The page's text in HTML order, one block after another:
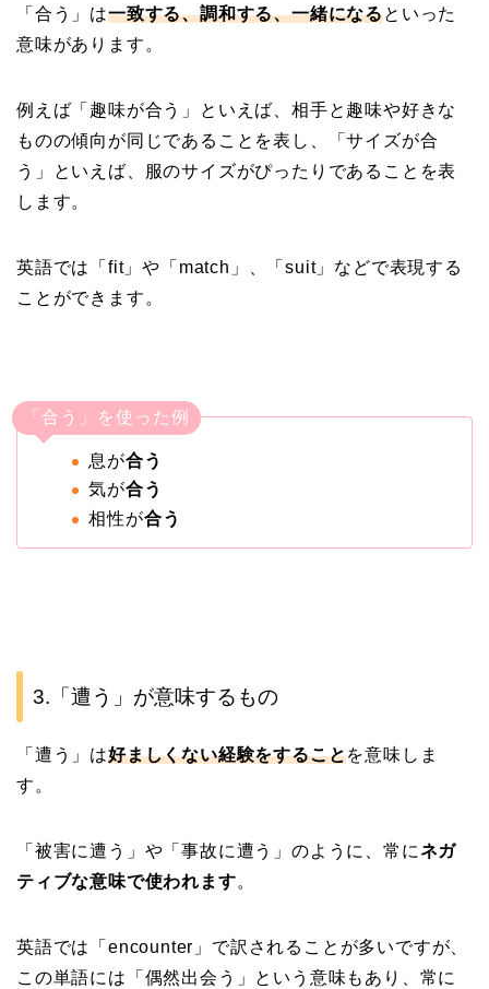
「合う」は一致する、調和する、一緒になるといった
意味があります。
例えば「趣味が合う」といえば、相手と趣味や好きな
ものの傾向が同じであることを表し、「サイズが合
う」といえば、服のサイズがぴったりであることを表
します。
英語では「fit」や「match」、「suit」などで表現する
ことができます。
「合う」を使った例
息が合う
気が合う
相性が合う
3.「遭う」が意味するもの
「遭う」は好ましくない経験をすることを意味しま
す。
「被害に遭う」や「事故に遭う」のように、常にネガ
ティブな意味で使われます。
英語では「encounter」で訳されることが多いですが、
この単語には「偶然出会う」という意味もあり、常に